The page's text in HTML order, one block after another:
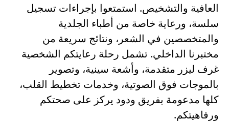
العافية والتشخيص. استمتعوا بإجراءات تسجيل
سلسة، ورعاية خاصة من أطباء الجلدية
والمتخصصين في الشعر، ونتائج سريعة من
مختبرنا الداخلي. تشمل رحلة رعايتكم الشخصية
غرف ليزر متقدمة، وأشعة سينية، وتصوير
بالموجات فوق الصوتية، وخدمات تخطيط القلب،
كلها مدعومة بفريق ودود يركز على صحتكم
ورفاهيتكم.